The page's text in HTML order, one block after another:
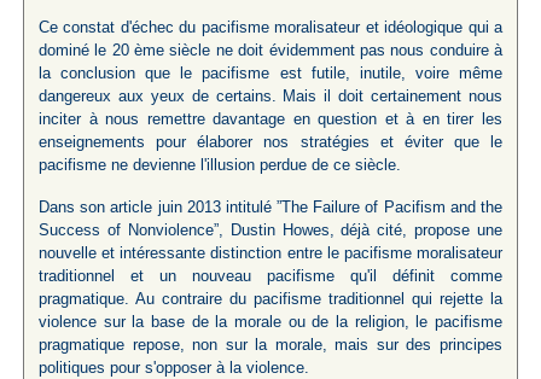
Ce constat d'échec du pacifisme moralisateur et idéologique qui a
dominé le 20 ème siècle ne doit évidemment pas nous conduire à
la conclusion que le pacifisme est futile, inutile, voire même
dangereux aux yeux de certains. Mais il doit certainement nous
inciter à nous remettre davantage en question et à en tirer les
enseignements pour élaborer nos stratégies et éviter que le
pacifisme ne devienne l'illusion perdue de ce siècle.
Dans son article juin 2013 intitulé ”The Failure of Pacifism and the
Success of Nonviolence”, Dustin Howes, déjà cité, propose une
nouvelle et intéressante distinction entre le pacifisme moralisateur
traditionnel et un nouveau pacifisme qu'il définit comme
pragmatique. Au contraire du pacifisme traditionnel qui rejette la
violence sur la base de la morale ou de la religion, le pacifisme
pragmatique repose, non sur la morale, mais sur des principes
politiques pour s'opposer à la violence.